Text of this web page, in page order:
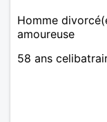
Homme
amoureuse
58 ans